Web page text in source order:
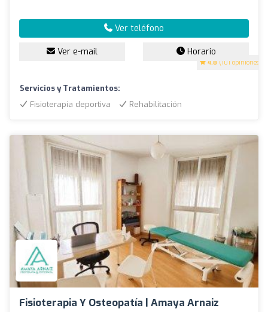
4.8 (101 opiniones)
Ver teléfono
Ver e-mail Horario
Servicios y Tratamientos:
Fisioterapia deportiva
Rehabilitación
Fisioterapia Y Osteopatía | Amaya Arnaiz